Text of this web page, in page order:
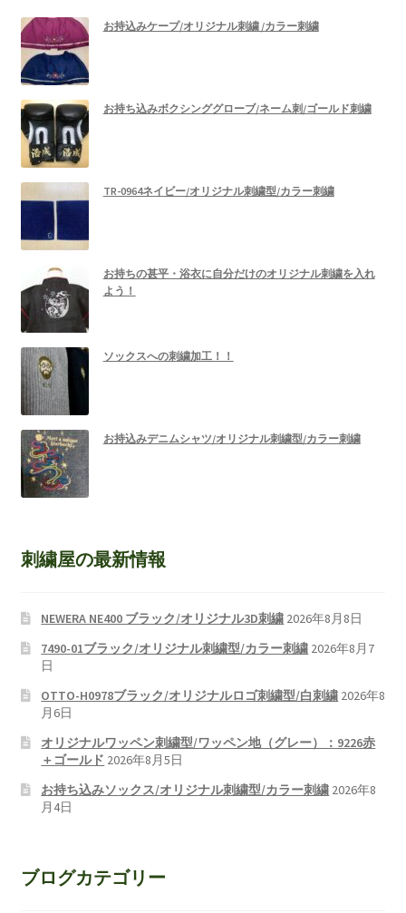
お持込みケープ/オリジナル刺繍 /カラー刺繍
お持ち込みボクシンググローブ/ネーム刺/ゴールド刺繍
TR-0964ネイビー/オリジナル刺繍型/カラー刺繍
お持ちの甚平・浴衣に自分だけのオリジナル刺繍を入れ
よう！
ソックスへの刺繍加工！！
お持込みデニムシャツ/オリジナル刺繍型/カラー刺繍
刺繍屋の最新情報
NEWERA NE400 ブラック/オリジナル3D刺繍 2026年8月8日
7490-01ブラック/オリジナル刺繍型/カラー刺繍 2026年8月7
日
OTTO-H0978ブラック/オリジナルロゴ刺繍型/白刺繍 2026年8
月6日
オリジナルワッペン刺繍型/ワッペン地（グレー）：9226赤
＋ゴールド 2026年8月5日
お持ち込みソックス/オリジナル刺繍型/カラー刺繍 2026年8
月4日
ブログカテゴリー